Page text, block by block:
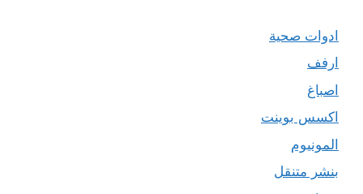
ادوات صحية
ارفف
اصباغ
اكسس بوينت
المونيوم
بنشر متنقل